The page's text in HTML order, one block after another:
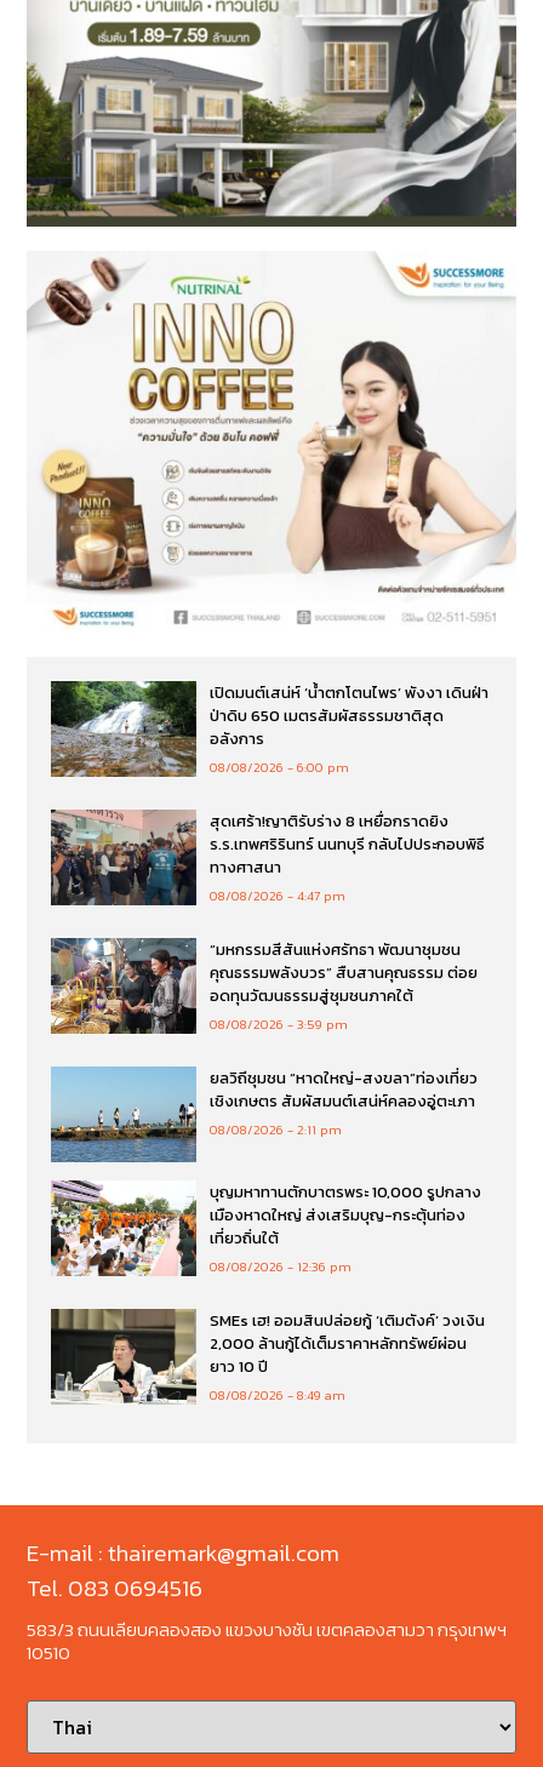
เปิดมนต์เสน่ห์ ‘น้ำตกโตนไพร’ พังงา เดินฝ่า
ป่าดิบ 650 เมตรสัมผัสธรรมชาติสุด
อลังการ
08/08/2026 6:00 pm
สุดเศร้า!ญาติรับร่าง 8 เหยื่อกราดยิง
ร.ร.เทพศริรินทร์ นนทบุรี กลับไปประกอบพิธี
ทางศาสนา
08/08/2026 4:47 pm
“มหกรรมสีสันแห่งศรัทธา พัฒนาชุมชน
คุณธรรมพลังบวร” สืบสานคุณธรรม ต่อย
อดทุนวัฒนธรรมสู่ชุมชนภาคใต้
08/08/2026 3:59 pm
ยลวิถีชุมชน “หาดใหญ่-สงขลา”ท่องเที่ยว
เชิงเกษตร สัมผัสมนต์เสน่ห์คลองอู่ตะเภา
08/08/2026 2:11 pm
บุญมหาทานตักบาตรพระ 10,000 รูปกลาง
เมืองหาดใหญ่ ส่งเสริมบุญ-กระตุ้นท่อง
เที่ยวถิ่นใต้
08/08/2026 12:36 pm
SMEs เฮ! ออมสินปล่อยกู้ ‘เติมตังค์’ วงเงิน
2,000 ล้านกู้ได้เต็มราคาหลักทรัพย์ผ่อน
ยาว 10 ปี
08/08/2026 8:49 am
E-mail : thairemark@gmail.com
Tel. 083 0694516
583/3 ถนนเลียบคลองสอง แขวงบางชัน เขตคลองสามวา กรุงเทพฯ
10510